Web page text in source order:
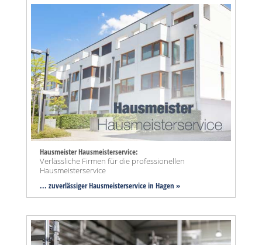
Hausmeister Hausmeisterservice:
Verlässliche Firmen für die professionellen
Hausmeisterservice
... zuverlässiger Hausmeisterservice in Hagen »